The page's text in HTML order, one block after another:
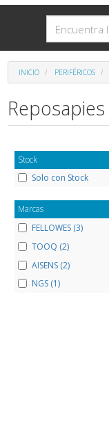
INICIO PERIFÉRICOS
Reposapies
Stock
Solo con Stock
Marcas
FELLOWES (3)
TOOQ (2)
AISENS (2)
NGS (1)